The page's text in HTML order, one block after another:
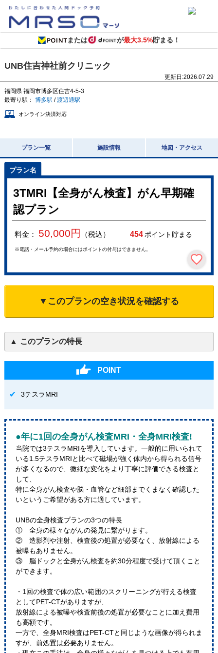
または が最大3.5%貯まる！
UNB住吉神社前クリニック
更新日:2026.07.29
福岡県 福岡市博多区住吉4-5-3
最寄り駅： 博多駅 /渡辺通駅
オンライン決済対応
プラン一覧 施設情報 地図・アクセス
3TMRI【全身がん検査】がん早期確
認プラン
料金： 50,000円 （税込） 454ポイント貯まる
※電話・メール予約の場合にはポイントの付与はできません。
▼このプランの空き状況を確認する
このプランの特長
POINT
3テスラMRI
●年に1回の全身がん検査MRI・全身MRI検査!
当院では3テスラMRIを導入しています。一般的に用いられて
いる1.5テスラMRIと比べて磁場が強く体内から得られる信号
が多くなるので、微細な変化をより丁寧に評価できる検査と
して、
特に全身がん検査や脳・血管など細部までくまなく確認した
いというご希望がある方に適しています。
UNBの全身検査プランの3つの特長
① 全身の様々ながんの発見に繋がります。
② 造影剤や注射、検査後の処置が必要なく、放射線による
被曝もありません。
③ 脳ドックと全身がん検査を約30分程度で受けて頂くこと
ができます。
・1回の検査で体の広い範囲のスクリーニングが行える検査
としてPET-CTがありますが、
放射線による被曝や検査前後の処置が必要なことに加え費用
も高額です。
一方で、全身MRI検査はPET-CTと同じような画像が得られま
すが、前処置は必要ありません。